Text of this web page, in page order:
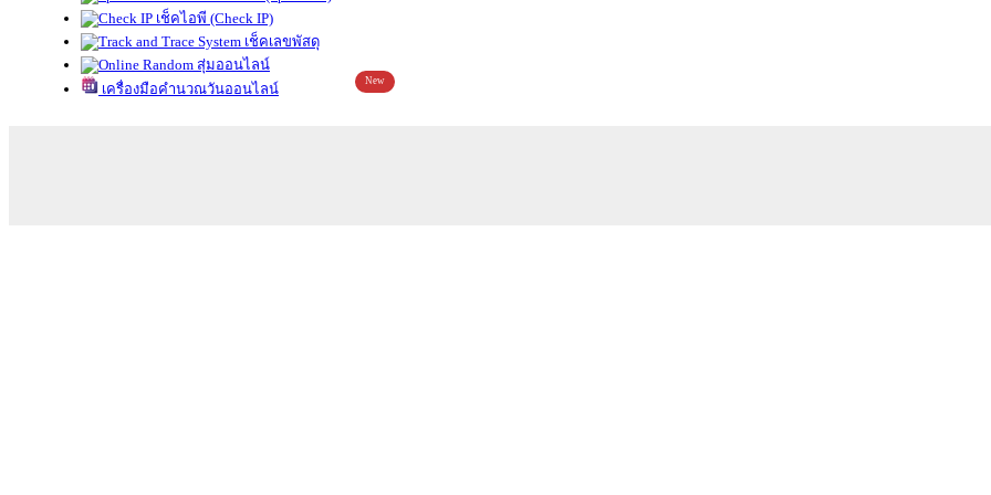
เช็คไอพี (Check IP)
เช็คเลขพัสดุ
สุ่มออนไลน์
เครื่องมือคำนวณวันออนไลน์
New